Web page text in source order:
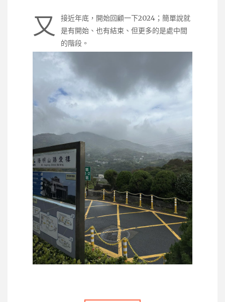
又
接近年底，開始回顧一下2024；簡單說就
是有開始、也有結束、但更多的是處中間
的階段。